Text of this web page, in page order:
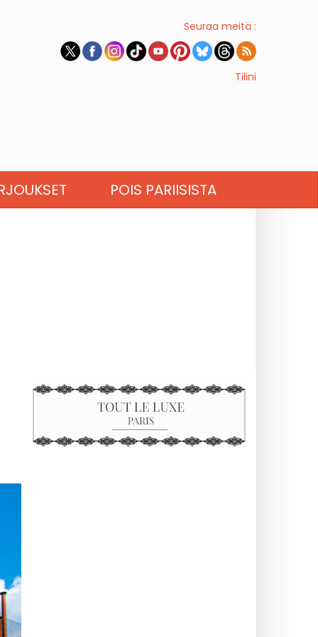
Seuraa meitä :
Tilini
POIS PARIISISTA